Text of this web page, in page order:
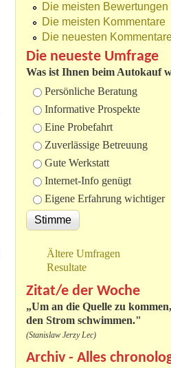
Die meisten Bewertungen
Die meisten Kommentare
Die neuesten
Die neueste Umfrage
Was ist Ihnen beim Autokauf
Auswahlmöglichkeiten
Persönliche Beratung
Informative Prospekte
Eine Probefahrt
Zuverlässige Betreuung
Gute Werkstatt
Internet-Info genügt
Eigene Erfahrung wichtiger
Ältere Umfragen
Resultate
Zitat/e der Woche
„Um an die Quelle zu
den Strom schwimmen."
(Stanislaw Jerzy Lec)
Archiv - Alles